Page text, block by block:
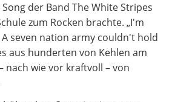
der Band The White Stripes
zum Rocken brachte. „I'm
seven nation army couldn't hold
aus hunderten von Kehlen am
nach wie vor kraftvoll – von